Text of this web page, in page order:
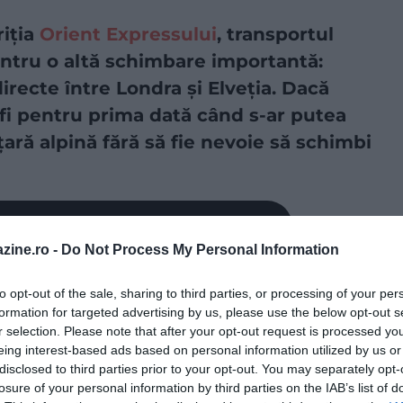
- Do Not Process My Personal Information
opt-out of the sale, sharing to third parties, or processing of your
for targeted advertising by us, please use the below opt-out
selection. Please note that after your opt-out request is processed
interest-based ads based on personal information utilized by us
to third parties prior to your opt-out. You may separately
of your personal information by third parties on the IAB’s list of
Orient Expressului, transportul
o altă schimbare importantă:
între Londra și Elveția. Dacă
pentru prima dată când s-ar putea
alpină fără să fie nevoie să schimbi
preferată în Căutarea Google!
prin Tunelul Canalului Mânecii, a semnat un
Elvețiene și cu SNCF Voyageurs, din Franța.
conexiune directă între Regatul Unit și Elveția.În
să ia un tren Eurostar până la Gare du Nord,
Zürich. Drumul durează aproximativ șapte ore și
în nord-vestul Elveției, ar reduce timpul de